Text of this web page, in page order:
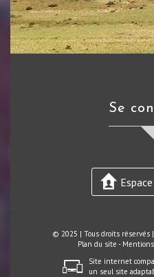
se
© 2025 | Tous droits réservés
Plan du site -
Site internet
un seul site